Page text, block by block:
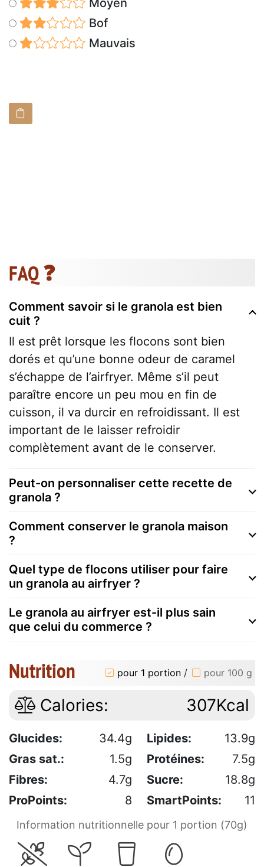
Bof
Mauvais
FAQ ❓
Comment savoir si le granola est bien
cuit ?
Il est prêt lorsque les flocons sont bien
dorés et qu’une bonne odeur de caramel
s’échappe de l’airfryer. Même s’il peut
paraître encore un peu mou en fin de
cuisson, il va durcir en refroidissant. Il est
important de le laisser refroidir
complètement avant de le conserver.
Peut-on personnaliser cette recette de
granola ?
Comment conserver le granola maison
?
Quel type de flocons utiliser pour faire
un granola au airfryer ?
Le granola au airfryer est-il plus sain
que celui du commerce ?
Nutrition pour 1 portion / pour 100 g
Calories: 307Kcal
Glucides: 34.4g Lipides:
13.9g
Gras sat.:
1.5g Protéines:
7.5g
Fibres:
4.7g Sucre:
18.8g
ProPoints:
8 SmartPoints: 11
Information nutritionnelle pour 1 portion (70g)